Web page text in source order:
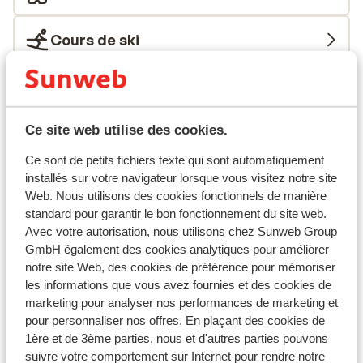
Ce site web utilise des cookies.
Ce sont de petits fichiers texte qui sont automatiquement
installés sur votre navigateur lorsque vous visitez notre site
Web. Nous utilisons des cookies fonctionnels de manière
standard pour garantir le bon fonctionnement du site web.
Avec votre autorisation, nous utilisons chez Sunweb Group
GmbH également des cookies analytiques pour améliorer
notre site Web, des cookies de préférence pour mémoriser
les informations que vous avez fournies et des cookies de
marketing pour analyser nos performances de marketing et
pour personnaliser nos offres. En plaçant des cookies de
1ère et de 3ème parties, nous et d'autres parties pouvons
suivre votre comportement sur Internet pour rendre notre
sur la poudreuse! N’attendez plus, Le Chalet
Chappelaz vous promet de beaux souvenirs!
Cours de ski
Matériel de ski
Chalet la Marmotte
Chalets des Ecrins
Résidence Club MMV l'Etoile des Sybelles
Résidence Club MMV l'Etoile des Sybelles - prix
exclusif